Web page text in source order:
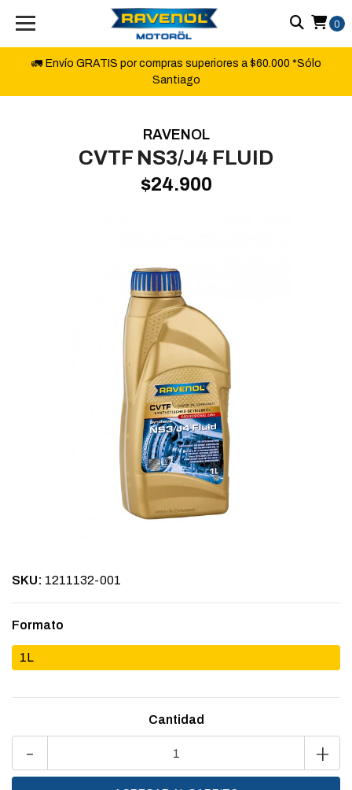
🚛 Envío GRATIS por compras superiores a $60.000 *Sólo
Santiago
0
RAVENOL
CVTF NS3/J4 FLUID
$24.900
SKU: 1211132-001
Formato
1L
Cantidad
- +